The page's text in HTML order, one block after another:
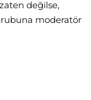
zaten değilse,
moderatör